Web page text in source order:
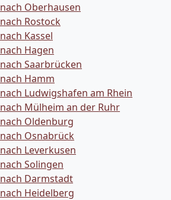
Oberhausen
Rostock
Kassel
Hagen
Saarbrücken
Hamm
Ludwigshafen am Rhein
Mülheim an der Ruhr
Oldenburg
Osnabrück
Leverkusen
Solingen
Darmstadt
Heidelberg